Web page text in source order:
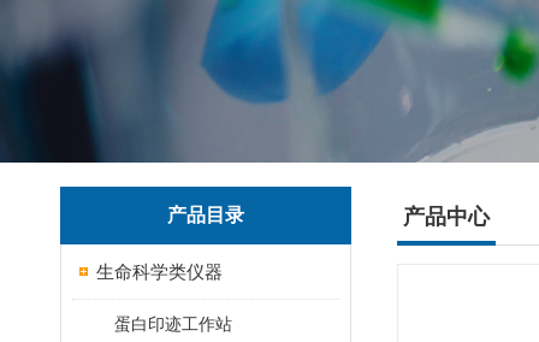
产品目录
生命科学类仪器
蛋白印迹工作站
产品中心